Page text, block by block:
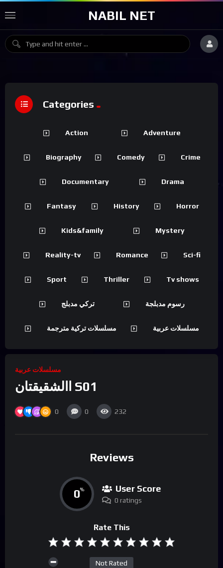
NABIL NET
مسلسلات عربية
االشقيقتان S01
0 0 232
Reviews
0% User Score
0 ratings
Rate This
Not Rated
Categories
Action Adventure
Biography Comedy Crime
Documentary Drama
Fantasy History Horror
Kids&family Mystery
Reality-tv Romance Sci-fi
Sport Thriller Tv shows
تركي مدبلج رسوم مدبلجة
مسلسلات تركية مترجمة مسلسلات عربية